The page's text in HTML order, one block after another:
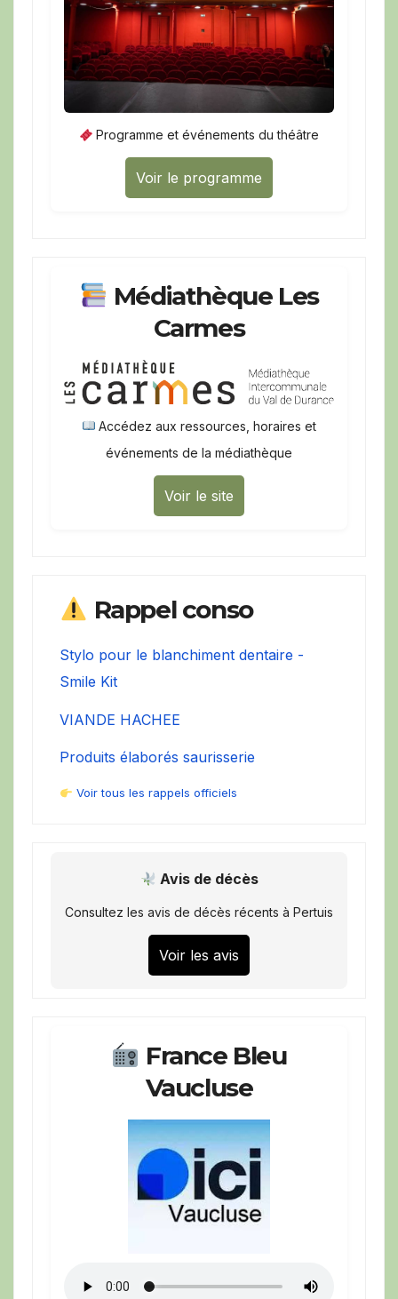
Programme et événements du théâtre
Voir le programme
Médiathèque Les
Carmes
Accédez aux ressources, horaires et
événements de la médiathèque
Voir le site
Rappel conso
Stylo pour le blanchiment dentaire -
Smile Kit
VIANDE HACHEE
Produits élaborés saurisserie
Voir tous les rappels officiels
Avis de décès
Consultez les avis de décès récents à Pertuis
Voir les avis
France Bleu
Vaucluse